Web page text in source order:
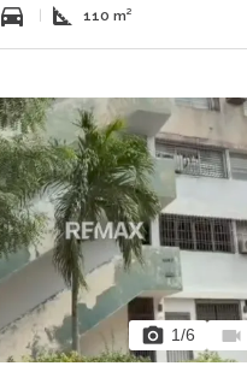
directions_car square_foot 110 m²
photo_camera 1/6 videocam